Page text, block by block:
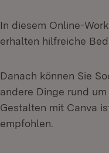
In diesem Online-
erhalten hilfreiche
Danach können Sie
andere Dinge rund
Gestalten mit Canva
empfohlen.